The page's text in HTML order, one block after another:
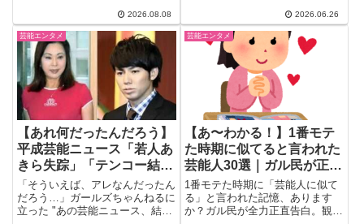
つに割れる中、40〜50代のガル
民からは更年期世代ならではのリ
アルな本音告白も続々と集まる展
開になった。大久保佳代子の告白
の全貌とは。
2026.08.08
郎の誠実な対応への感動、ステー
タス制チケットへの疑問、ライブ
難民の体験談まで、30-50代女性
のホンネを758コメントから厳選
してお届けします。
2026.06.26
芸能エンタメ
【あれ何だったんだろう】
平成芸能ニュース「若人あ
きら失踪」「テンコー結婚
報道」
「そういえば、アレなんだったん
だろう…」ガールズちゃんねるに
立った "あの芸能ニュース、結局
芸能エンタメ
【あ〜わかる！】1番モテ
た時期に似てると言われた
芸能人30選｜ガル民が正直
告白
1番モテた時期に「芸能人に似て
る」と言われた記憶、あります
か？ガル民が全力正直告白。観月